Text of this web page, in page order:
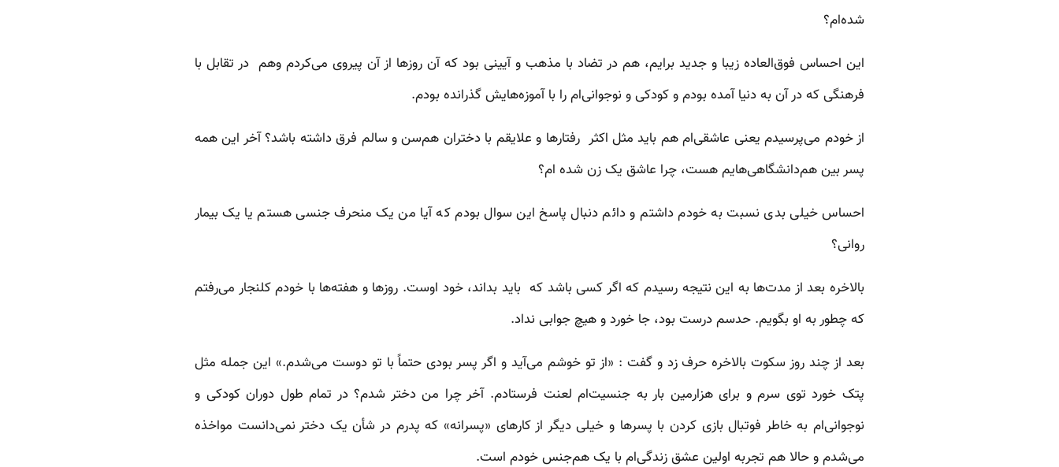
شده‌ام؟
این احساس فوق‌العاده زیبا و جدید برایم، هم در تضاد با مذهب و آیینی بود که آن روزها از آن پیروی می‌کردم وهم در تقابل با
فرهنگی که در آن به دنیا آمده بودم و کودکی و نوجوانی‌ام را با آموزه‌هایش گذرانده بودم.
از خودم می‌پرسیدم یعنی عاشقی‌ام هم باید مثل اکثر رفتارها و علایقم با دختران هم‌سن و سالم فرق داشته باشد؟ آخر این همه
پسر بین هم‌دانشگاهی‌هایم هست، چرا عاشق یک زن شده ام؟
احساس خیلی بدی نسبت به خودم داشتم و دائم دنبال پاسخ این سوال بودم که آیا من یک منحرف جنسی هستم یا یک بیمار
روانی؟
بالاخره بعد از مدت‌ها به این نتیجه رسیدم که اگر کسی باشد که باید بداند، خود اوست. روزها و هفته‌ها با خودم کلنجار می‌رفتم
که چطور به او بگویم. حدسم درست بود، جا خورد و هیچ جوابی نداد.
بعد از چند روز سکوت بالاخره حرف زد و گفت : «از تو خوشم می‌آید و اگر پسر بودی حتماً با تو دوست می‌شدم.» این جمله مثل
پتک خورد توی سرم و برای هزارمین بار به جنسیت‌ام لعنت فرستادم. آخر چرا من دختر شدم؟ در تمام طول دوران کودکی و
نوجوانی‌ام به خاطر فوتبال بازی کردن با پسرها و خیلی دیگر از کارهای «پسرانه» که پدرم در شأن یک دختر نمی‌دانست مواخذه
می‌شدم و حالا هم تجربه اولین عشق زندگی‌ام با یک هم‌جنس خودم است.